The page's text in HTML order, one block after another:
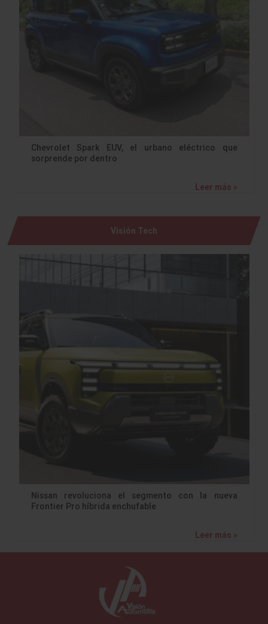
Chevrolet Spark EUV, el urbano eléctrico que
sorprende por dentro
Leer más »
Visión Tech
Nissan revoluciona el segmento con la nueva
Frontier Pro híbrida enchufable
Leer más »